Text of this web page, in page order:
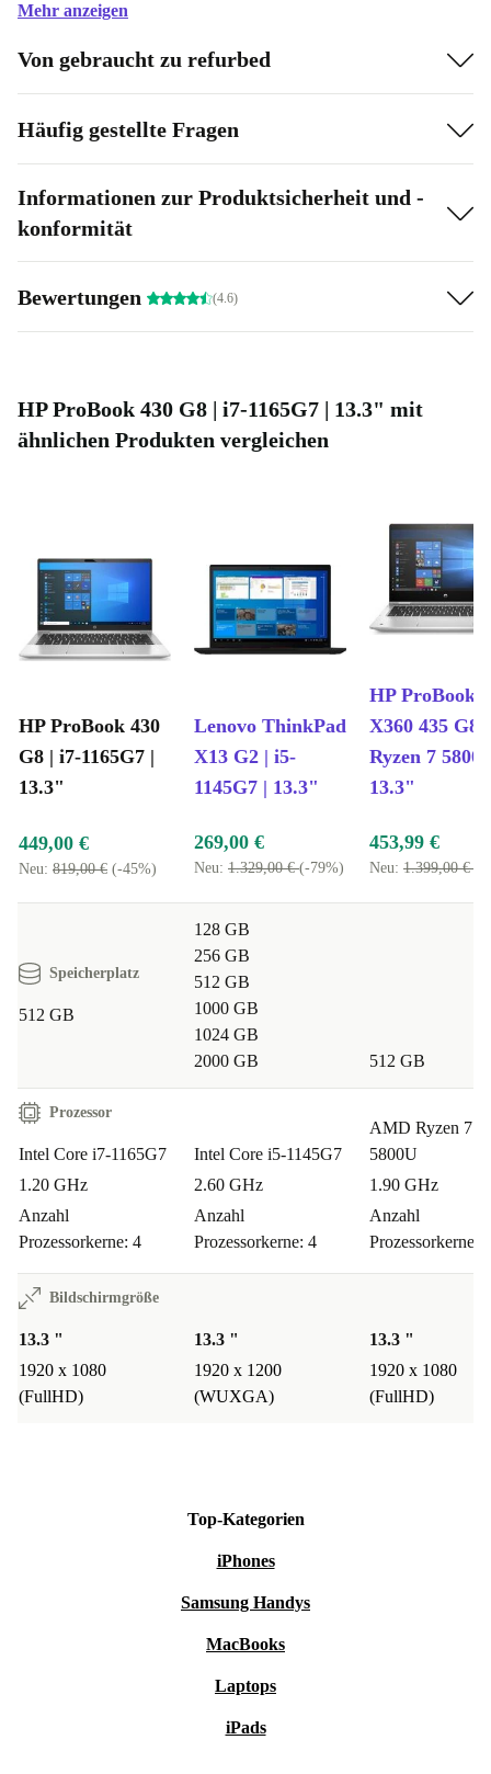
Mehr anzeigen
Von gebraucht zu refurbed
Häufig gestellte Fragen
Informationen zur Produktsicherheit und -
konformität
Bewertungen (4.6)
HP ProBook 430 G8 | i7-1165G7 | 13.3" mit
ähnlichen Produkten vergleichen
HP ProBook 430
G8 | i7-1165G7 |
13.3"
Lenovo ThinkPad
X13 G2 | i5-
1145G7 | 13.3"
HP ProBook
X360 435 G8 |
Ryzen 7
13.3"
449,00 €
Neu: 819,00 € (-45%)
269,00 €
Neu: 1.329,00 €(-79%)
453,99 €
Neu: 1.399,00 €
Speicherplatz
512 GB
128 GB
256 GB
512 GB
1000 GB
1024 GB
2000 GB
512 GB
Prozessor
Intel Core i7-1165G7
1.20 GHz
Anzahl
Prozessorkerne: 4
Intel Core i5-1145G7
2.60 GHz
Anzahl
Prozessorkerne: 4
AMD Ryzen 7
5800U
1.90 GHz
Anzahl
Prozessorkerne: 8
Bildschirmgröße
13.3 "
1920 x 1080
(FullHD)
13.3 "
1920 x 1200
(WUXGA)
13.3 "
1920 x 1080
(FullHD)
Top-Kategorien
iPhones
Samsung Handys
MacBooks
Laptops
iPads